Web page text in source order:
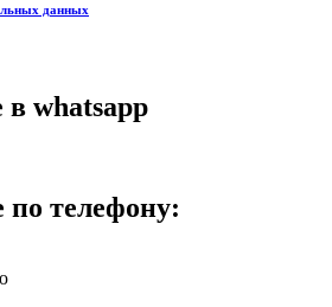
данных
whatsapp
по телефону: